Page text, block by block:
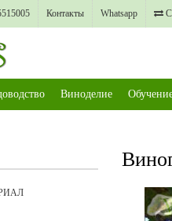
Контакты Whatsapp
Виноделие